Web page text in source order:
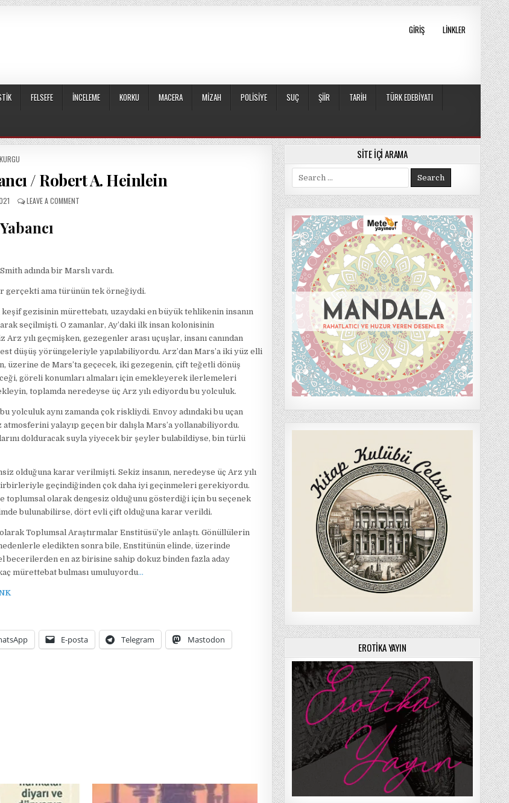
GIRIŞ LINKLER
FELSEFE İNCELEME KORKU MACERA MIZAH POLISIYE SUÇ ŞIIR TARIH TÜRK EDEBIYATI
/ Robert A. Heinlein
LEAVE A COMMENTON
HEINLEIN
adında bir Marslı vardı.
gerçekti ama türünün tek örneğiydi.
keşif gezisinin mürettebatı, uzaydaki en büyük tehlikenin insanın
seçilmişti. O zamanlar, Ay’daki ilk insan kolonisinin
Arz yılı geçmişken, gezegenler arası uçuşlar, insanı canından
düşüş yörüngeleriyle yapılabiliyordu. Arz’dan Mars’a iki yüz elli
üzerine de Mars’ta geçecek, iki gezegenin, çift teğetli dönüş
göreli konumları almaları için emekleyerek ilerlemeleri
toplamda neredeyse üç Arz yılı ediyordu bu yolculuk.
yolculuk aynı zamanda çok riskliydi. Envoy adındaki bu uçan
yalayıp geçen bir dalışla Mars’a yollanabiliyordu.
dolduracak suyla yiyecek bir şeyler bulabildiyse, bin türlü
olduğuna karar verilmişti. Sekiz insanın, neredeyse üç Arz yılı
geçindiğinden çok daha iyi geçinmeleri gerekiyordu.
toplumsal olarak dengesiz olduğunu gösterdiği için bu seçenek
bulunabilirse, dört evli çift olduğuna karar verildi.
Toplumsal Araştırmalar Enstitüsü’yle anlaştı. Gönüllülerin
eledikten sonra bile, Enstitünün elinde, üzerinde
becerilerden en az birisine sahip dokuz binden fazla aday
mürettebat bulması umuluyordu…
E-posta Telegram Mastodon
SITE İÇI ARAMA
Search
for:
EROTIKA YAYIN